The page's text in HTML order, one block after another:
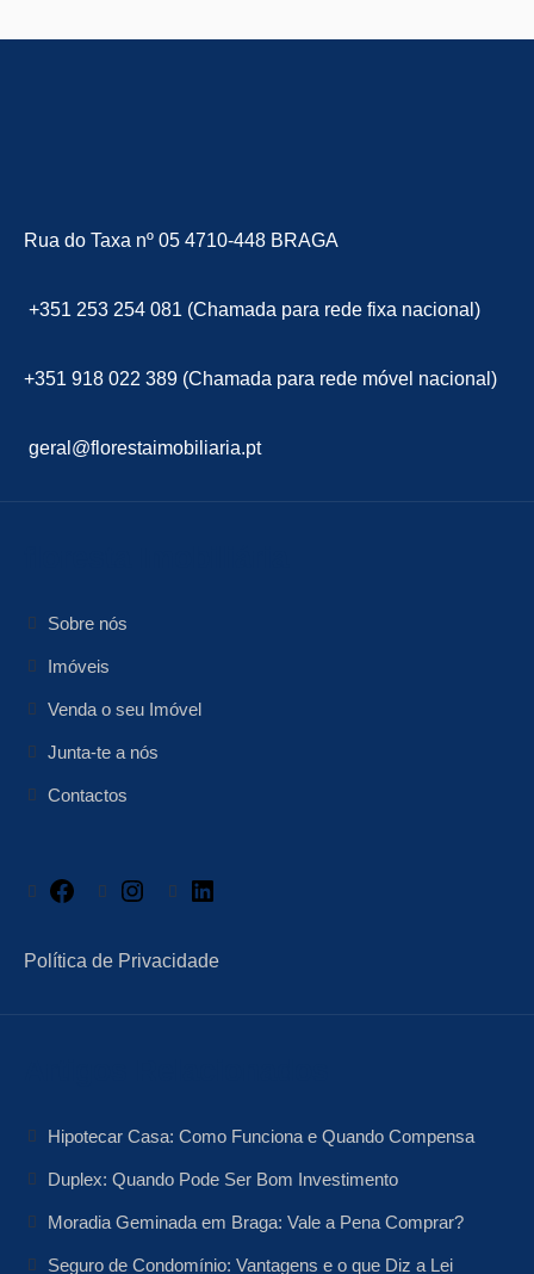
Rua do Taxa nº 05 4710-448 BRAGA
+351 253 254 081 (Chamada para rede fixa nacional)
+351 918 022 389 (Chamada para rede móvel nacional)
geral@florestaimobiliaria.pt
Sobre nós
Imóveis
Venda o seu Imóvel
Junta-te a nós
Contactos
Facebook Instagram
Política de Privacidade
Hipotecar Casa: Como Funciona e Quando Compensa
Duplex: Quando Pode Ser Bom Investimento
Moradia Geminada em Braga: Vale a Pena Comprar?
Seguro de Condomínio: Vantagens e o que Diz a Lei